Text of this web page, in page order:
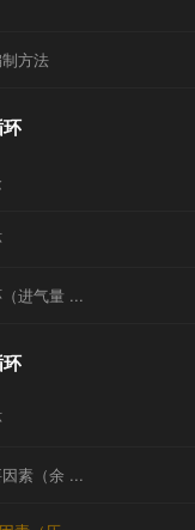
方法
进气量 ...
素（余 ...